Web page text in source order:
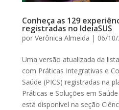
Conheça as 129
registradas no IdeiaSUS
por Verônica Almeida | 06/10/
Uma versão atualizada da
com Práticas Integrativas e
Saúde (PICS) registradas na
Práticas e Soluções em
está disponível na seção